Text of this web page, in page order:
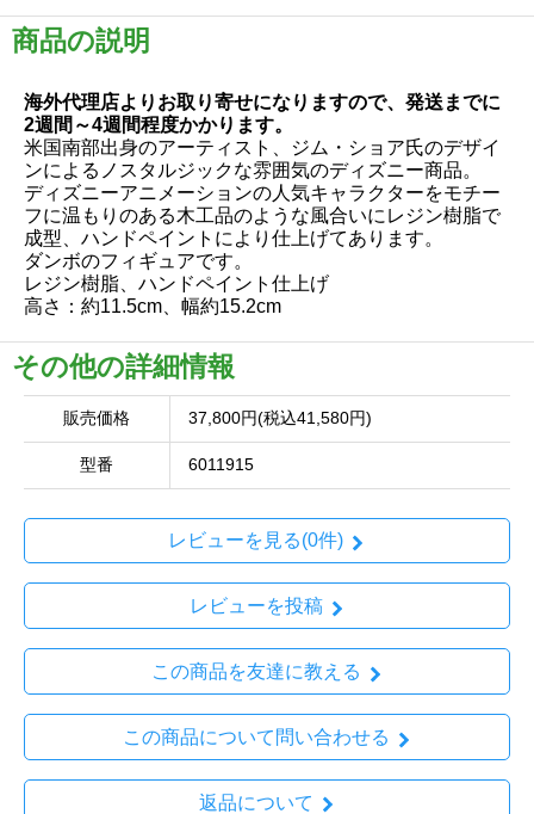
商品の説明
海外代理店よりお取り寄せになりますので、発送までに
2週間～4週間程度かかります。
米国南部出身のアーティスト、ジム・ショア氏のデザイ
ンによるノスタルジックな雰囲気のディズニー商品。
ディズニーアニメーションの人気キャラクターをモチー
フに温もりのある木工品のような風合いにレジン樹脂で
成型、ハンドペイントにより仕上げてあります。
ダンボのフィギュアです。
レジン樹脂、ハンドペイント仕上げ
高さ：約11.5cm、幅約15.2cm
その他の詳細情報
販売価格 37,800円(税込41,580円)
型番 6011915
レビューを見る(0件)
レビューを投稿
この商品を友達に教える
この商品について問い合わせる
返品について